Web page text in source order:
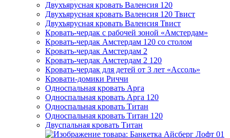
Двухъярусная кровать Валенсия 120
Двухъярусная кровать Валенсия 120 Твист
Двухъярусная кровать Валенсия Твист
Кровать-чердак с рабочей зоной «Амстердам»
Кровать-чердак Амстердам 120 со столом
Кровать-чердак Амстердам 2
Кровать-чердак Амстердам 2 120
Кровать-чердак для детей от 3 лет «Ассоль»
Кровати-домики Риччи
Односпальная кровать Арга
Односпальная кровать Арга 120
Односпальная кровать Титан
Односпальная кровать Титан 120
Двуспальная кровать Титан